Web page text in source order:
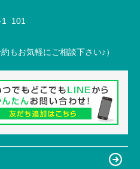
1 101
もお気軽にご相談下さい♪）